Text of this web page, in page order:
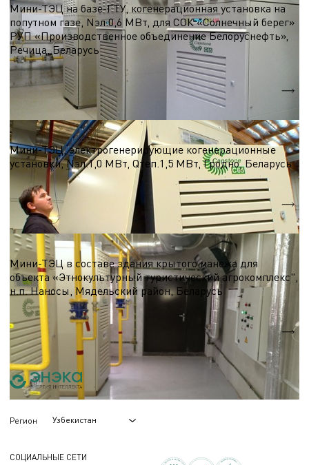
Мини-ТЭЦ на базе-ГТУ, когенерационная установка на
попутном газе, Nэл.0,6 МВт, для СОК «Солнечный берег»
РУП «Производственное объединение Белоруснефть»,
Речица, Беларусь
Nэл.
Qтеп.
ТЭЦ, Мини-ТЭЦ на базе микро-ГТУ
Мини-ТЭЦ, электрогенерирующие когенерационные
установки, Nэл.1,0 МВт, Qтеп.1,5 МВт, Гродно, Беларусь
1,0 МВт
Qтеп.
1,5 МВт
ТЭЦ, Мини-ТЭЦ на базе микро-ГТУ
Мини-ТЭЦ в составе здания крытого манежа для
объекта «Этнокультурный туристический агрокомплекс",
н.п. Наносы, Мядельский район, Беларусь
Nэл.
0,1 МВт
Qтеп.
0,3 МВт
Регион Узбекистан
СОЦИАЛЬНЫЕ СЕТИ